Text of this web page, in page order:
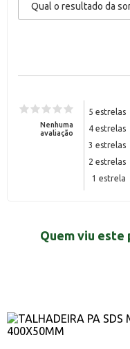
Nenhuma
avaliação
5 estrelas
4 estrelas
3 estrelas
2 estrelas
1 estrela
Quem viu